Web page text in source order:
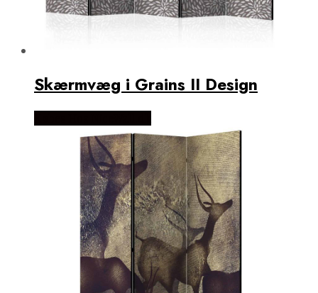
Skærmvæg i Grains II Design